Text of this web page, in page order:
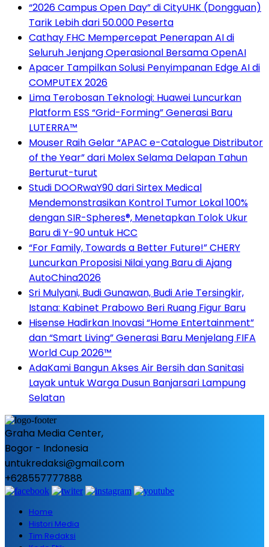
“2026 Campus Open Day” di CityUHK (Dongguan)
Tarik Lebih dari 50.000 Peserta
Cathay FHC Mempercepat Penerapan AI di
Seluruh Jenjang Operasional Bersama OpenAI
Apacer Tampilkan Solusi Penyimpanan Edge AI di
COMPUTEX 2026
Lima Terobosan Teknologi: Huawei Luncurkan
Platform ESS “Grid-Forming” Generasi Baru
LUTERRA™
Mouser Raih Gelar “APAC e-Catalogue Distributor
of the Year” dari Molex Selama Delapan Tahun
Berturut-turut
Studi DOORwaY90 dari Sirtex Medical
Mendemonstrasikan Kontrol Tumor Lokal 100%
dengan SIR-Spheres®, Menetapkan Tolok Ukur
Baru di Y-90 untuk HCC
“For Family, Towards a Better Future!” CHERY
Luncurkan Proposisi Nilai yang Baru di Ajang
AutoChina2026
Sri Mulyani, Budi Gunawan, Budi Arie Tersingkir,
Istana: Kabinet Prabowo Beri Ruang Figur Baru
Hisense Hadirkan Inovasi “Home Entertainment”
dan “Smart Living” Generasi Baru Menjelang FIFA
World Cup 2026™
AdaKami Bangun Akses Air Bersih dan Sanitasi
Layak untuk Warga Dusun Banjarsari Lampung
Selatan
Graha Media Center,
Bogor - Indonesia
untukredaksi@gmail.com
+628557777888
Home
Histori Media
Tim Redaksi